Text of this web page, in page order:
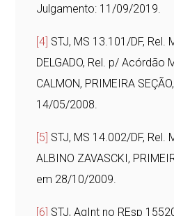
Julgamento: 11/09/2019.
[4] STJ, MS 13.101/DF, Rel.
DELGADO, Rel. p/ Acórdão
CALMON, PRIMEIRA
14/05/2008.
[5] STJ, MS 14.002/DF, Rel.
ALBINO ZAVASCKI,
em 28/10/2009.
[6] STJ, AgInt no REsp